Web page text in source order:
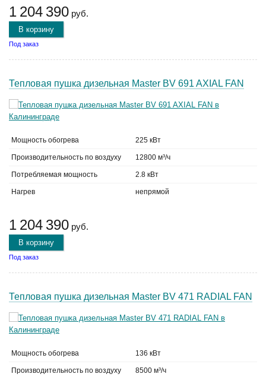
1 204 390 руб.
В корзину
Под заказ
Тепловая пушка дизельная Master BV 691 AXIAL FAN
Мощность обогрева 225 кВт
Производительность по воздуху 12800 м³/ч
Потребляемая мощность 2.8 кВт
Нагрев непрямой
1 204 390 руб.
В корзину
Под заказ
Тепловая пушка дизельная Master BV 471 RADIAL FAN
Мощность обогрева 136 кВт
Производительность по воздуху 8500 м³/ч